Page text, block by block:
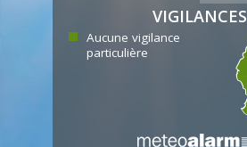
VIGILANCES
Aucune vigilance
particulière